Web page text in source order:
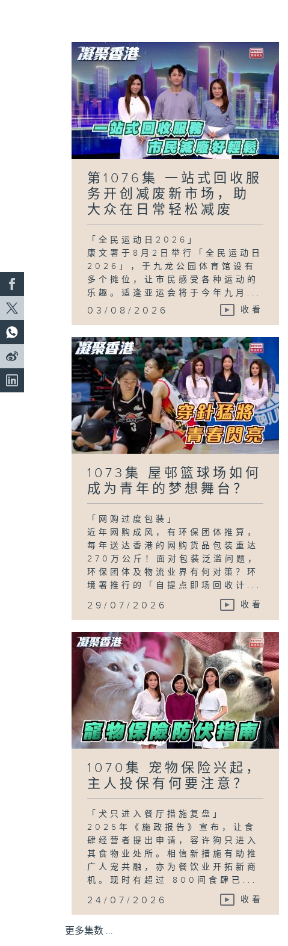
第1076集 一站式回收服
务开创减废新市场，助
大众在日常轻松减废
「全民运动日2026」
康文署于8月2日举行「全民运动日
2026」，于九龙公园体育馆设有
多个摊位，让市民感受各种运动的
乐趣。适逢亚运会将于今年九月...
03/08/2026 收看
1073集 屋邨篮球场如何
成为青年的梦想舞台？
「网购过度包装」
近年网购成风，有环保团体推算，
每年送达香港的网购货品包装重达
270万公斤！面对包装泛滥问题，
环保团体及物流业界有何对策？环
境署推行的「自提点即场回收计...
29/07/2026 收看
1070集 宠物保险兴起，
主人投保有何要注意？
「犬只进入餐厅措施复盘」
2025年《施政报告》宣布，让食
肆经营者提出申请，容许狗只进入
其食物业处所。相信新措施有助推
广人宠共融，亦为餐饮业开拓新商
机。现时有超过 800间食肆已...
24/07/2026 收看
更多集数 ...